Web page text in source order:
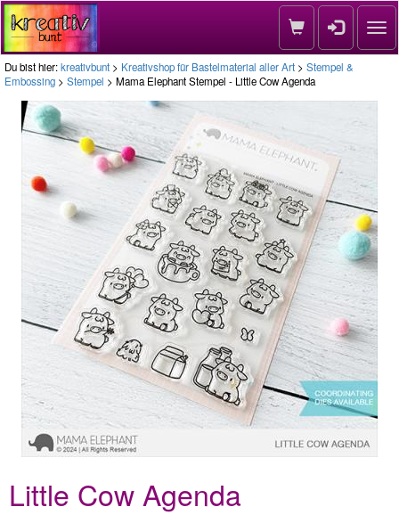
Du bist hier:kreativbunt > Kreativshop für Bastelmaterial aller Art > Stempel &
Embossing > Stempel > Mama Elephant Stempel - Little Cow Agenda
Little Cow Agenda